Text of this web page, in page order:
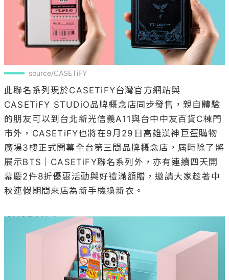
source/CASETiFY
此聯名系列現於CASETiFY台灣官方網站與
CASETiFY STUDiO品牌概念店同步發售，親自體驗
的朋友可以到台北新光信義A11與台中中友百貨C棟門
市外，CASETiFY也將在9月29日高雄漢神巨蛋購物
廣場3樓正式開幕全台第三間品牌概念店，屆時除了將
展示BTS｜CASETiFY聯名系列外，亦有連續四天開
幕慶2件8折優惠活動與好禮滿額贈，邀請大家趁著中
秋連假期間來店為新手機換新衣。